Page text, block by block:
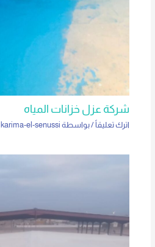
شركة عزل خزانات المياه
اترك تعليقاً/ بواسطة karima-el-senussi